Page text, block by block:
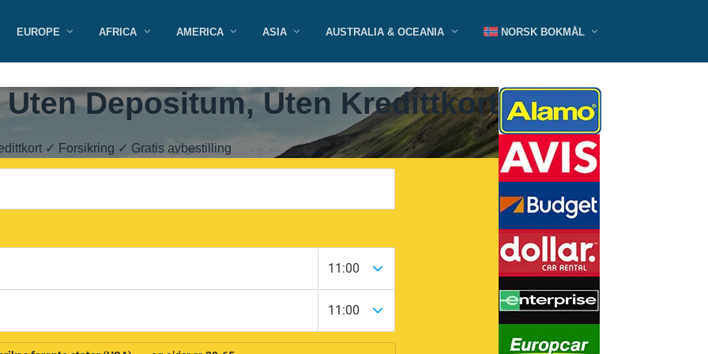
EUROPE AFRICA AMERICA ASIA AUSTRALIA & OCEANIA NORSK BOKMÅL
Depositum, Uten Kredittkort
✓ Forsikring ✓ Gratis avbestilling